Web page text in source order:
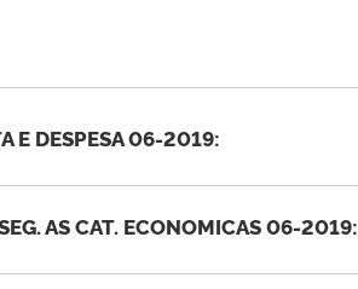
E DESPESA 06-2019:
AS CAT. ECONOMICAS 06-2019: